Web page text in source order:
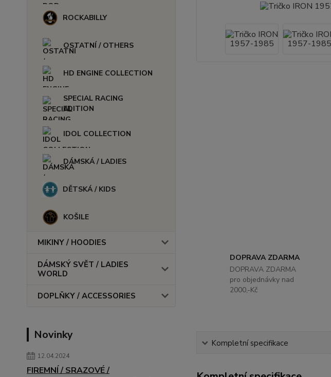
ROCKABILLY
OSTATNÍ / OTHERS
HD ENGINE COLLECTION
SPECIAL RACING
EDITION
IDOL COLLECTION
DÁMSKÁ / LADIES
DĚTSKÁ / KIDS
KOŠILE
MIKINY / HOODIES
DÁMSKÝ SVĚT / LADIES
WORLD
DOPLŇKY / ACCESSORIES
Novinky
12.04.2024
FIREMNÍ / SRAZOVÉ /
DOPRAVA ZDARMA
DOPRAVA ZDARMA
pro objednávky nad
2000,-Kč
Kompletní specifikace